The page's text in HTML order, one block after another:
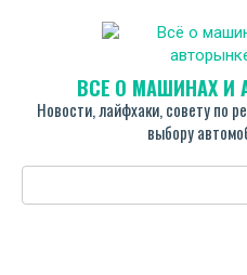
ВСЁ О МАШИНАХ И
Новости, лайфхаки, совету по
выбору
Поиск: